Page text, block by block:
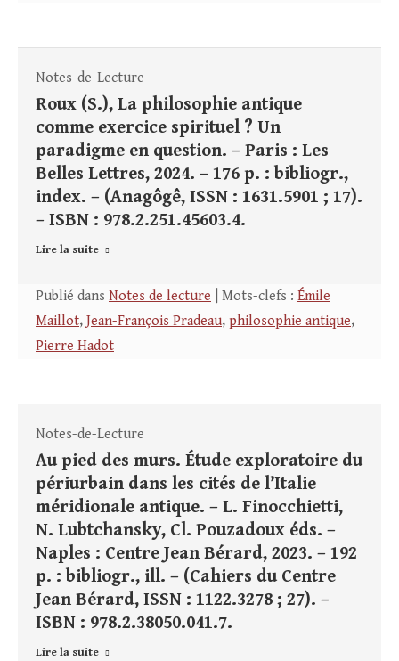
Notes-de-Lecture
Roux (S.), La philosophie antique
comme exercice spirituel ? Un
paradigme en question. – Paris : Les
Belles Lettres, 2024. – 176 p. : bibliogr.,
index. – (Anagôgê, ISSN : 1631.5901 ; 17).
– ISBN : 978.2.251.45603.4.
Lire la suite
Publié dans Notes de lecture | Mots-clefs : Émile
Maillot, Jean-François Pradeau, philosophie antique,
Pierre Hadot
Notes-de-Lecture
Au pied des murs. Étude exploratoire du
périurbain dans les cités de l’Italie
méridionale antique. – L. Finocchietti,
N. Lubtchansky, Cl. Pouzadoux éds. –
Naples : Centre Jean Bérard, 2023. – 192
p. : bibliogr., ill. – (Cahiers du Centre
Jean Bérard, ISSN : 1122.3278 ; 27). –
ISBN : 978.2.38050.041.7.
Lire la suite